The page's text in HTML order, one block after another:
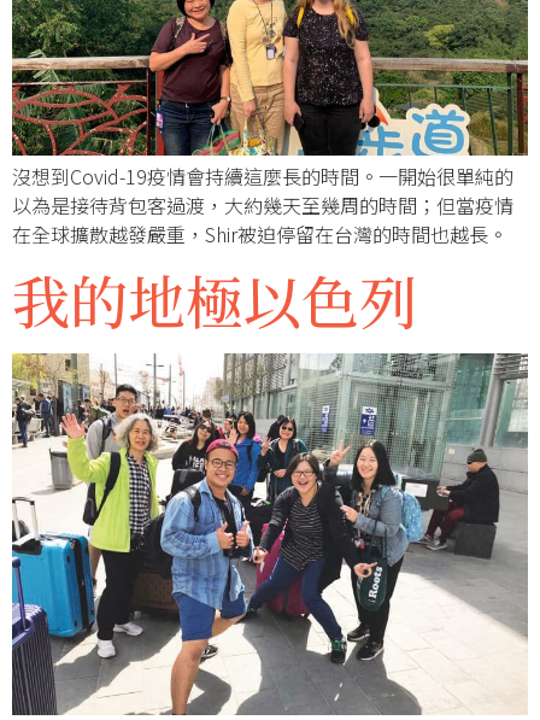
沒想到Covid-19疫情會持續這麼長的時間。一開始很單純的
以為是接待背包客過渡，大約幾天至幾周的時間；但當疫情
在全球擴散越發嚴重，Shir被迫停留在台灣的時間也越長。
我的地極以色列